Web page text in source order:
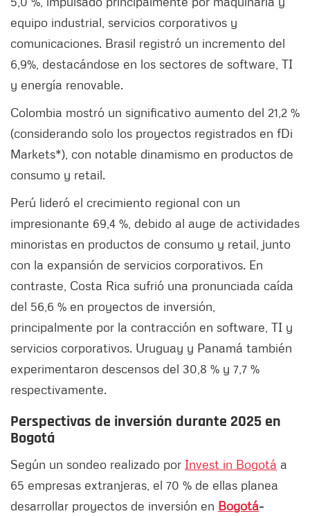
equipo industrial, servicios corporativos y
comunicaciones. Brasil registró un incremento del
6,9%, destacándose en los sectores de software, TI
y energía renovable.​
Colombia mostró un significativo aumento del 21,2 %
(considerando solo los proyectos registrados en fDi
Markets*), con notable dinamismo en productos de
consumo y retail.
Perú lideró el crecimiento regional con un
impresionante 69,4 %, debido al auge de actividades
minoristas en productos de consumo y retail, junto
con la expansión de servicios corporativos. En
contraste, Costa Rica sufrió una pronunciada caída
del 56,6 % en proyectos de inversión,
principalmente por la contracción en software, TI y
servicios corporativos. Uruguay y Panamá también
experimentaron descensos del 30,8 % y 7,7 %
respectivamente.​
Perspectivas de inversión durante 2025 en
Bogotá
Según un sondeo realizado por Invest in Bogotá a
65 empresas extranjeras, el 70 % de ellas planea
desarrollar proyectos de inversión en Bogotá-